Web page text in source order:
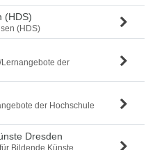
(HDS)
(HDS)
Lernangebote der
der Hochschule
Dresden
Bildende Künste